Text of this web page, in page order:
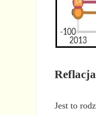
Reflacja
Jest to